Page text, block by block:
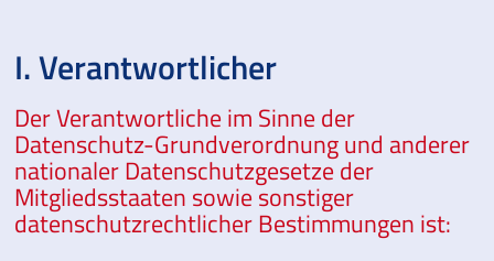
I. Verantwortlicher
Der Verantwortliche im Sinne der
Datenschutz-Grundverordnung und anderer
nationaler Datenschutzgesetze der
Mitgliedsstaaten sowie sonstiger
datenschutzrechtlicher Bestimmungen ist: